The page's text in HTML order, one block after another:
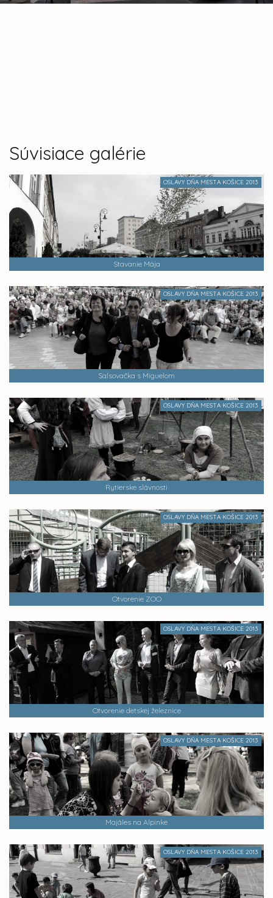
Súvisiace galérie
OSLAVY DŇA MESTA KOŠICE 2013
Stavanie Mája
OSLAVY DŇA MESTA KOŠICE 2013
Salsovačka s Miguelom
OSLAVY DŇA MESTA KOŠICE 2013
Rytierske slávnosti
OSLAVY DŇA MESTA KOŠICE 2013
Otvorenie ZOO
OSLAVY DŇA MESTA KOŠICE 2013
Otvorenie detskej železnice
OSLAVY DŇA MESTA KOŠICE 2013
Majáles na Alpinke
OSLAVY DŇA MESTA KOŠICE 2013